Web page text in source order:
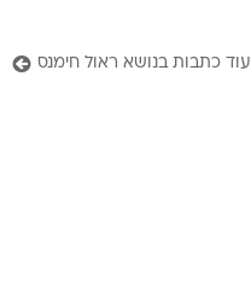
עוד כתבות בנושא ראול חימנס